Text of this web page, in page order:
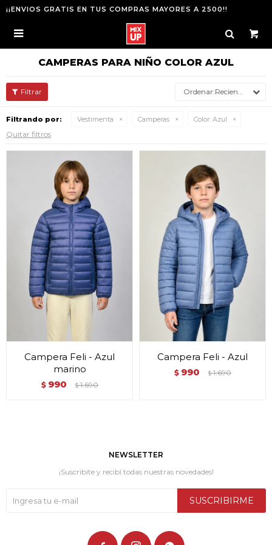
¡¡ENVIOS GRATIS EN TUS COMPRAS MAYORES A 2500!!

CAMPERAS PARA NIÑO COLOR AZUL
Recientes
Filtrando por: Vestimenta Camperas Color: Azul
Quitar filtros
Campera Feli - Azul
marino
$ 990 $ 1.690
Campera Feli - Azul
$ 990 $ 1.690
NEWSLETTER
¡Suscribite y recibí todas nuestras novedades!
SUSCRIBIRME